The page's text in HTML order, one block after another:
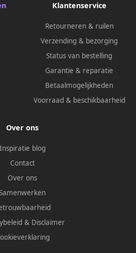
Klantenservice
Retourneren & ruilen
Verzending & bezorging
Status van bestelling
Garantie & reparatie
Betaalmogelijkheden
Voorraad & beschikbaarheid
Over ons
Inspiratie blog
Contact
Over ons
& Disclaimer